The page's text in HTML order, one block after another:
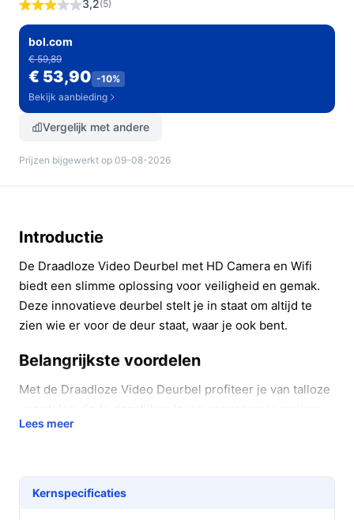
3,2(5)
bol.com
€ 59,89
€ 53,90 -10%
Bekijk aanbieding
Vergelijk met andere
Prijzen bijgewerkt op 09-08-2026
Introductie
De Draadloze Video Deurbel met HD Camera en Wifi
biedt een slimme oplossing voor veiligheid en gemak.
Deze innovatieve deurbel stelt je in staat om altijd te
zien wie er voor de deur staat, waar je ook bent.
Belangrijkste voordelen
Met de Draadloze Video Deurbel profiteer je van talloze
donker, dankzij de nachtzichtfunctie.
Intercomfunctie:
Lees meer
Kernspecificaties